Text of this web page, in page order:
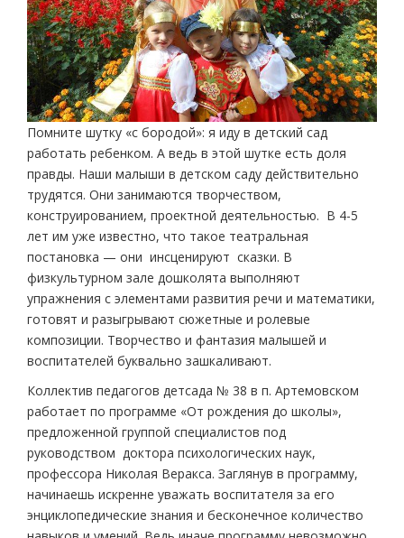
Помните шутку «с бородой»: я иду в детский сад
работать ребенком. А ведь в этой шутке есть доля
правды. Наши малыши в детском саду действительно
трудятся. Они занимаются творчеством,
конструированием, проектной деятельностью. В 4-5
лет им уже известно, что такое театральная
постановка — они инсценируют сказки. В
физкультурном зале дошколята выполняют
упражнения с элементами развития речи и математики,
готовят и разыгрывают сюжетные и ролевые
композиции. Творчество и фантазия малышей и
воспитателей буквально зашкаливают.
Коллектив педагогов детсада № 38 в п. Артемовском
работает по программе «От рождения до школы»,
предложенной группой специалистов под
руководством доктора психологических наук,
профессора Николая Веракса. Заглянув в программу,
начинаешь искренне уважать воспитателя за его
энциклопедические знания и бесконечное количество